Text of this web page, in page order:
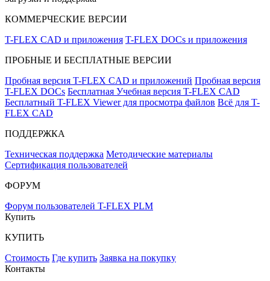
КОММЕРЧЕСКИЕ ВЕРСИИ
T-FLEX CAD и приложения T-FLEX DOCs и приложения
ПРОБНЫЕ И БЕСПЛАТНЫЕ ВЕРСИИ
Пробная версия T-FLEX CAD и приложений Пробная версия
T-FLEX DOCs Бесплатная Учебная версия T-FLEX CAD
Бесплатный T-FLEX Viewer для просмотра файлов Всё для T-
FLEX CAD
ПОДДЕРЖКА
Техническая поддержка Методические материалы
Сертификация пользователей
ФОРУМ
Форум пользователей T-FLEX PLM
Купить
КУПИТЬ
Стоимость Где купить Заявка на покупку
Контакты